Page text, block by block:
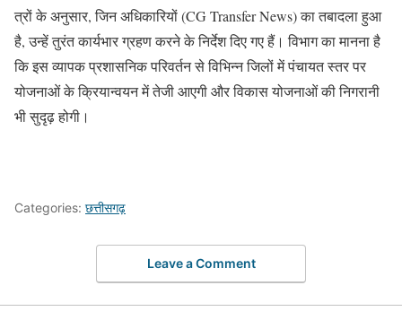
त्रों के अनुसार, जिन अधिकारियों (CG Transfer News) का तबादला हुआ
है, उन्हें तुरंत कार्यभार ग्रहण करने के निर्देश दिए गए हैं। विभाग का मानना है
कि इस व्यापक प्रशासनिक परिवर्तन से विभिन्न जिलों में पंचायत स्तर पर
योजनाओं के क्रियान्वयन में तेजी आएगी और विकास योजनाओं की निगरानी
भी सुदृढ़ होगी।
Categories: छत्तीसगढ़
Leave a Comment